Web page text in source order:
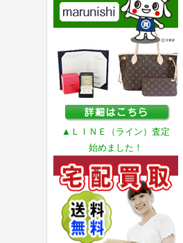
▲ＬＩＮＥ（ライン）査定
始めました！